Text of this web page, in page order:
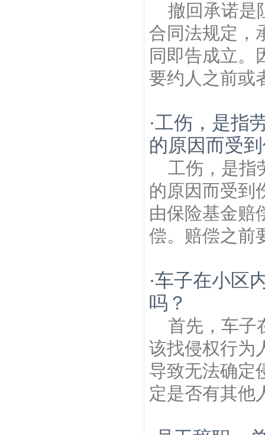
撤回承诺是
合同法规定，
同即告成立。
要约人之前或
·工伤，是指
的原因而受
工伤，是指
的原因而受到
由保险基金赔
偿。赔偿之前
·车子在小区
吗？
首先，车子
该找侵权行
导致无法确定
定是否有其